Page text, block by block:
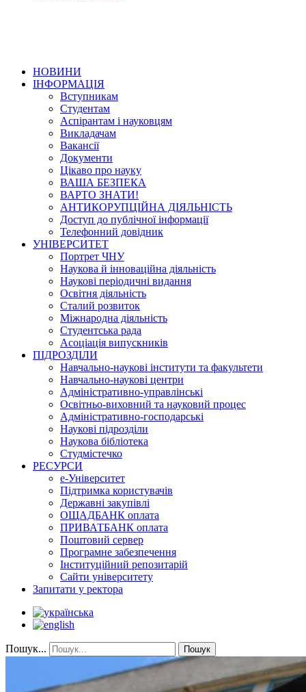
НОВИНИ
ІНФОРМАЦІЯ
Вступникам
Студентам
Аспірантам і науковцям
Викладачам
Вакансії
Документи
Цікаво про науку
ВАША БЕЗПЕКА
ВАРТО ЗНАТИ!
АНТИКОРУПЦІЙНА ДІЯЛЬНІСТЬ
Доступ до публічної інформації
Телефонний довідник
УНІВЕРСИТЕТ
Портрет ЧНУ
Наукова й інноваційна діяльність
Наукові періодичні видання
Освітня діяльність
Сталий розвиток
Міжнародна діяльність
Студентська рада
Асоціація випускників
ПІДРОЗДІЛИ
Навчально-наукові інститути та факультети
Навчально-наукові центри
Адміністративно-управлінські
Освітньо-виховний та науковий процес
Адміністративно-господарські
Наукові підрозділи
Наукова бібліотека
Студмістечко
РЕСУРСИ
е-Університет
Підтримка користувачів
Державні закупівлі
ОЩАДБАНК оплата
ПРИВАТБАНК оплата
Поштовий сервер
Програмне забезпечення
Інституційний репозитарій
Сайти університету
Запитати у ректора
Пошук... Пошук